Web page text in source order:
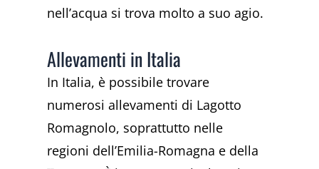
nell’acqua si trova molto a suo agio.
Allevamenti in Italia
In Italia, è possibile trovare
numerosi allevamenti di Lagotto
Romagnolo, soprattutto nelle
regioni dell’Emilia-Romagna e della